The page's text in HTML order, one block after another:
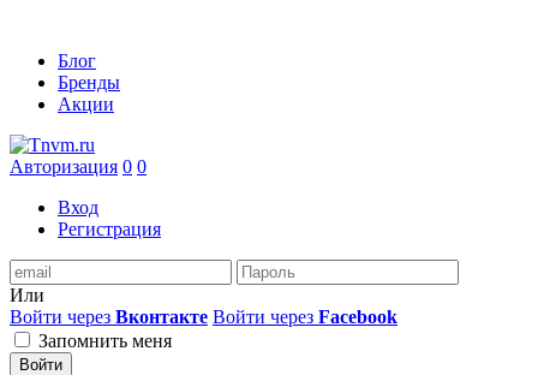
Блог
Бренды
Акции
Авторизация 0 0
Вход
Регистрация
Или
Войти через Вконтакте Войти через Facebook
Запомнить меня
Войти